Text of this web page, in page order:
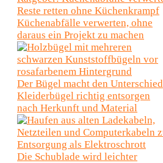
Reste retten ohne Küchenkrampf
Küchenabfälle verwerten, ohne
daraus ein Projekt zu machen
Der Bügel macht den Unterschied
Kleiderbügel richtig entsorgen
nach Herkunft und Material
Die Schublade wird leichter